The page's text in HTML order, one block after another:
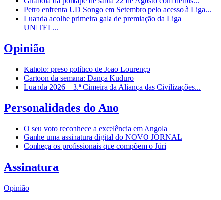
Petro enfrenta UD Songo em Setembro pelo acesso à Liga...
Luanda acolhe primeira gala de premiação da Liga
UNITEL...
Opinião
Kaholo: preso político de João Lourenço
Cartoon da semana: Dança Kuduro
Luanda 2026 – 3.ª Cimeira da Aliança das Civilizações...
Personalidades do Ano
O seu voto reconhece a excelência em Angola
Ganhe uma assinatura digital do NOVO JORNAL
Conheça os profissionais que compõem o Júri
Assinatura
Opinião